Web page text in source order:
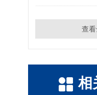
查
相